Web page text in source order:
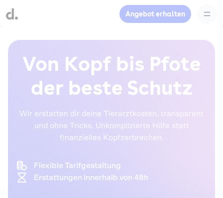
Angebot erhalten
Von Kopf bis Pfote
der beste Schutz
Wir erstatten dir deine Tierarztkosten, transparent
und ohne Tricks. Unkomplizierte Hilfe statt
finanzielles Kopfzerbrechen.
Flexible Tarifgestaltung
Erstattungen innerhalb von 48h